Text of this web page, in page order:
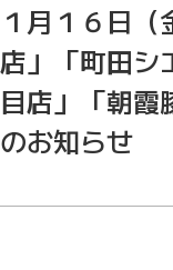
１月１６日
店」「町田シ
目店」「朝霞
のお知らせ